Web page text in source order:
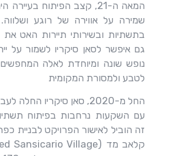
המאה ה-21, קצב הפיתוח
שמירה על אווירה של רוגע
בתשתיות ובשירותי תיירות האט
גם איפשר לסאן סיקריו לשמור על
נופש שונה ומיוחדת לאלה
לטבע ולמסורת המקומית
החל מ-2020, סאן סיקריו
עם השקעות נרחבות בפיתוח
זה הוביל לאישור הפרויקט לבניית